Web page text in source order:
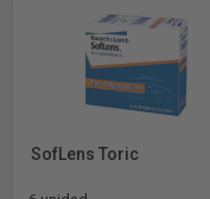
SofLens Toric